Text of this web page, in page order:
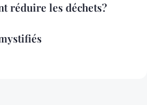
réduire les déchets?